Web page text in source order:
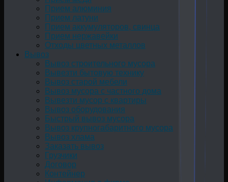
Прием алюминия
Прием латуни
Прием аккумуляторов, свинца
Прием нержавейки
Отходы цветных металлов
Вывоз
Вывоз строительного мусора
Вывезти бытовую технику
Вывоз старой мебели
Вывоз мусора с частного дома
Вывезти мусор с квартиры
Вывоз оборудования
Быстрый вывоз мусора
Вывоз крупногабаритного мусора
Вывоз хлама
Заказать вывоз
Грузчики
Договор
Контейнер